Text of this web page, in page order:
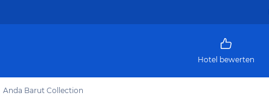
Hotel bewerten
Anda Barut Collection